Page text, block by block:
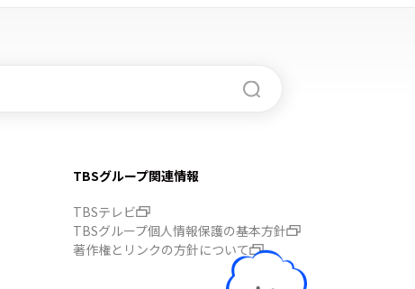
TBSグループ関連情報
TBSテレビ
TBSグループ個人情報保護の基本方針
著作権とリンクの方針について